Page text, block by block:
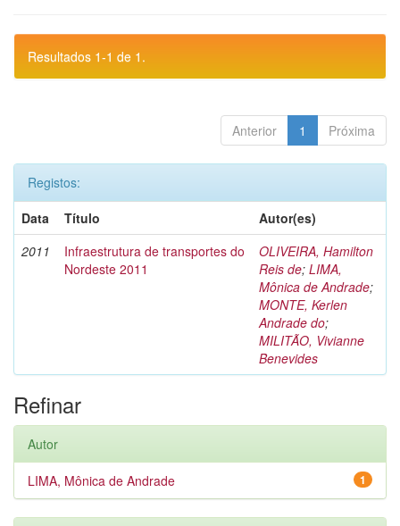
Resultados 1-1 de 1.
Anterior 1 Próxima
Registos:
Data
Título
Autor(es)
2011
Infraestrutura de transportes do
Nordeste 2011
OLIVEIRA, Hamilton
Reis de; LIMA,
Mônica de Andrade;
MONTE, Kerlen
Andrade do;
MILITÃO, Vivianne
Benevides
Refinar
Autor
1
LIMA, Mônica de Andrade